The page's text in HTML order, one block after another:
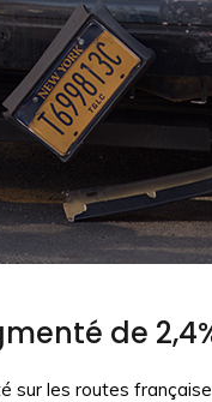
de
sur les routes